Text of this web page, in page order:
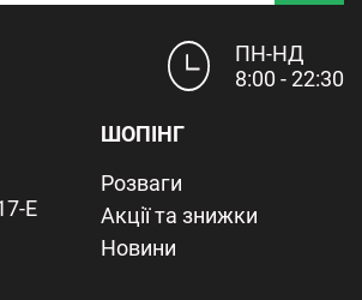
Е
ШОПІНГ
Розваги
Акції та знижки
Новини
ПН-НД
8:00 - 22:30